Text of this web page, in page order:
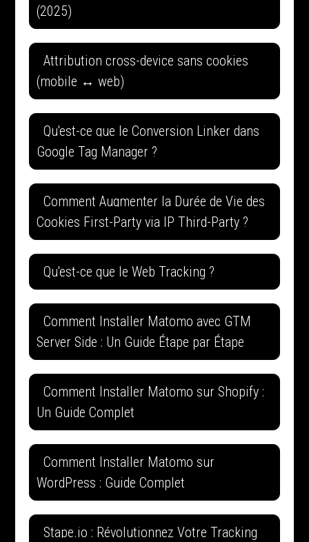
(2025)
Attribution cross-device sans cookies
(mobile ↔ web)
Qu'est-ce que le Conversion Linker dans
Google Tag Manager ?
Comment Augmenter la Durée de Vie des
Cookies First-Party via IP Third-Party ?
Qu'est-ce que le Web Tracking ?
Comment Installer Matomo avec GTM
Server Side : Un Guide Étape par Étape
Comment Installer Matomo sur Shopify :
Un Guide Complet
Comment Installer Matomo sur
WordPress : Guide Complet
Stape.io : Révolutionnez Votre Tracking